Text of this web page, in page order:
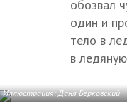
обозвал
один и
тело в
в
Иллюстрация: Даня Берковский